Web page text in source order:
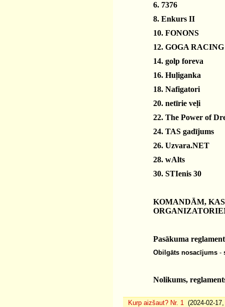
6. 7376
8. Enkurs II
10. FONONS
12. GOGA RACING
14. golp foreva
16. Huļiganka
18. Nafigatori
20. netīrie veļi
22. The Power of
24. TAS gadījums
26. Uzvara.NET
28. wAlts
30. STIenis 30
KOMANDĀM,
Pasākuma
Obilgāts nosacījums -
Nolikums,
Kurp aizšaut? Nr. 1 (2024-02-